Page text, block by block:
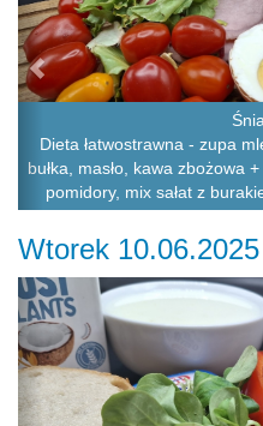
Dieta łatwostrawna - zupa
bułka, masło, kawa zbożowa
pomidory, mix sałat z
Wtorek 10.06.2025
Previous